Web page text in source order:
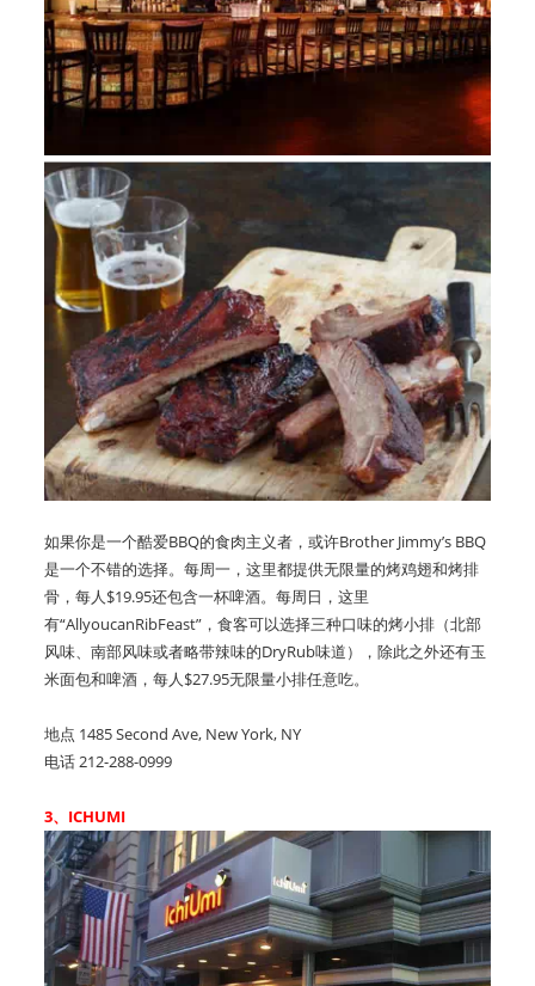
如果你是一个酷爱BBQ的食肉主义者，或许Brother Jimmy’s BBQ
是一个不错的选择。每周一，这里都提供无限量的烤鸡翅和烤排
骨，每人$19.95还包含一杯啤酒。每周日，这里
有“AllyoucanRibFeast”，食客可以选择三种口味的烤小排（北部
风味、南部风味或者略带辣味的DryRub味道），除此之外还有玉
米面包和啤酒，每人$27.95无限量小排任意吃。
地点 1485 Second Ave, New York, NY
电话 212-288-0999
3、ICHUMI